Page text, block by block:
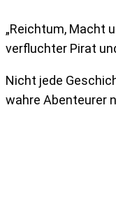
„Reichtum, Macht
verfluchter Pirat
Nicht jede
wahre Abenteurer